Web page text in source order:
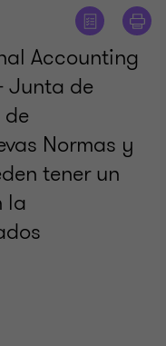
Accounting
Junta de
Normas y
tener un
la